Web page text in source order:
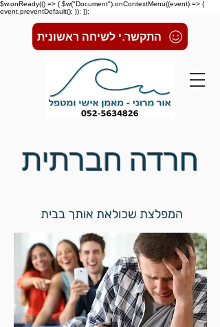
$w.onReady(() => { $w("Document").onContextMenu((event) => {
event.preventDefault(); }); });
התקשר.י לשיחה ראשונית
חרדה חברתית
המפלצת שכולאת אותך בבית